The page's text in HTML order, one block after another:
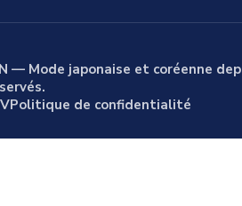
— Mode japonaise et coréenne
Politique de confidentialité